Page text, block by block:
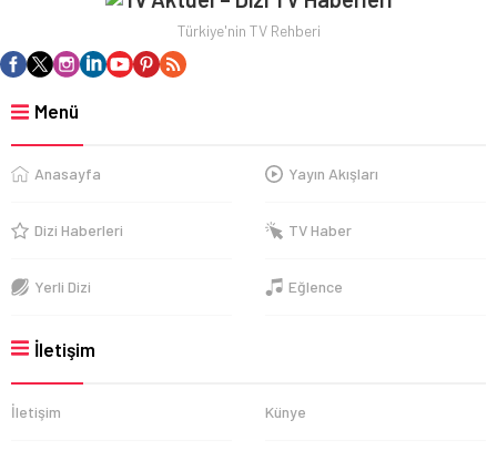
Türkiye'nin TV Rehberi
Menü
Anasayfa Yayın Akışları
Dizi Haberleri TV Haber
Yerli Dizi Eğlence
İletişim
İletişim Künye